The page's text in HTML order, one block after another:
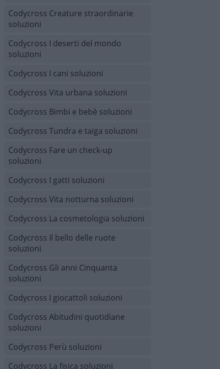
Codycross Creature straordinarie
soluzioni
Codycross I deserti del mondo
soluzioni
Codycross I cani soluzioni
Codycross Vita urbana soluzioni
Codycross Bimbi e bebè soluzioni
Codycross Tundra e taiga soluzioni
Codycross Fare un check-up
soluzioni
Codycross I gatti soluzioni
Codycross Vita notturna soluzioni
Codycross La cosmetologia soluzioni
Codycross Il bello delle ruote
soluzioni
Codycross Gli anni Cinquanta
soluzioni
Codycross I giocattoli soluzioni
Codycross Abitudini quotidiane
soluzioni
Codycross Perù soluzioni
Codycross La fisica soluzioni